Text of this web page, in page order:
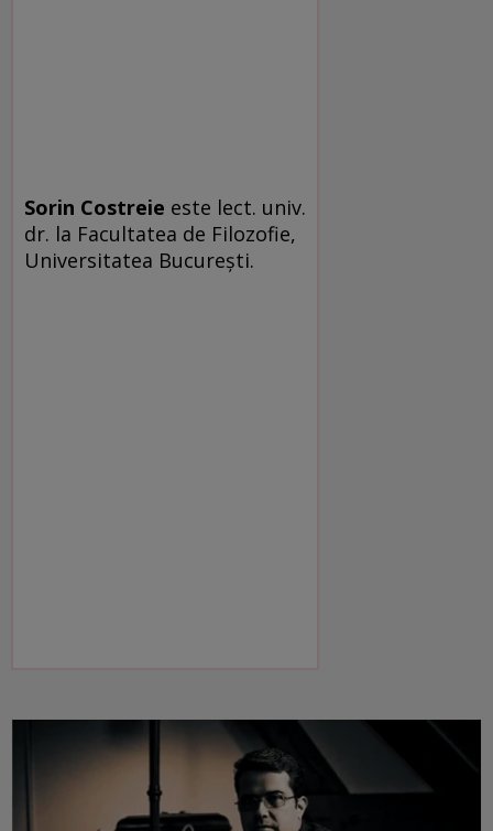
Sorin Costreie este lect. univ.
dr. la Facultatea de Filozofie,
Universitatea Bucureşti.